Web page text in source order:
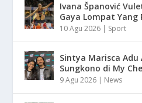
Ivana Španović
Gaya Lompat Yang
10 Agu 2026 | Sport
Sintya Marisca
Sungkono di My
9 Agu 2026 | News